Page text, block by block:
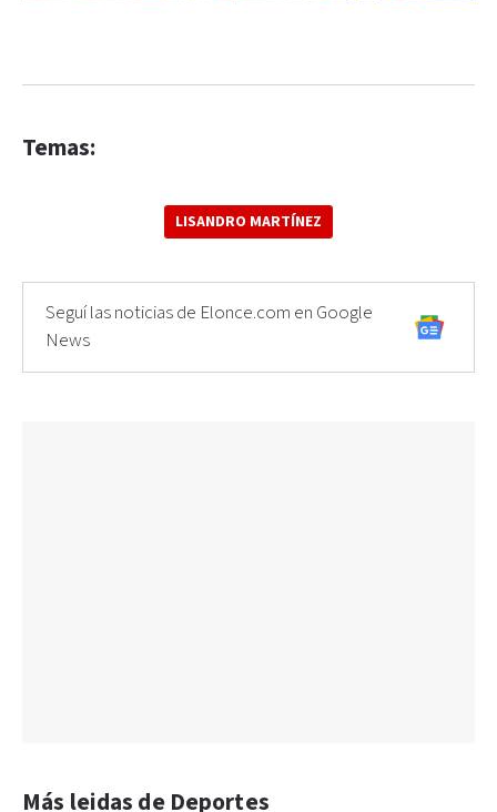
Temas:
LISANDRO MARTÍNEZ
Seguí las noticias de Elonce.com en Google
News
Más leidas de Deportes